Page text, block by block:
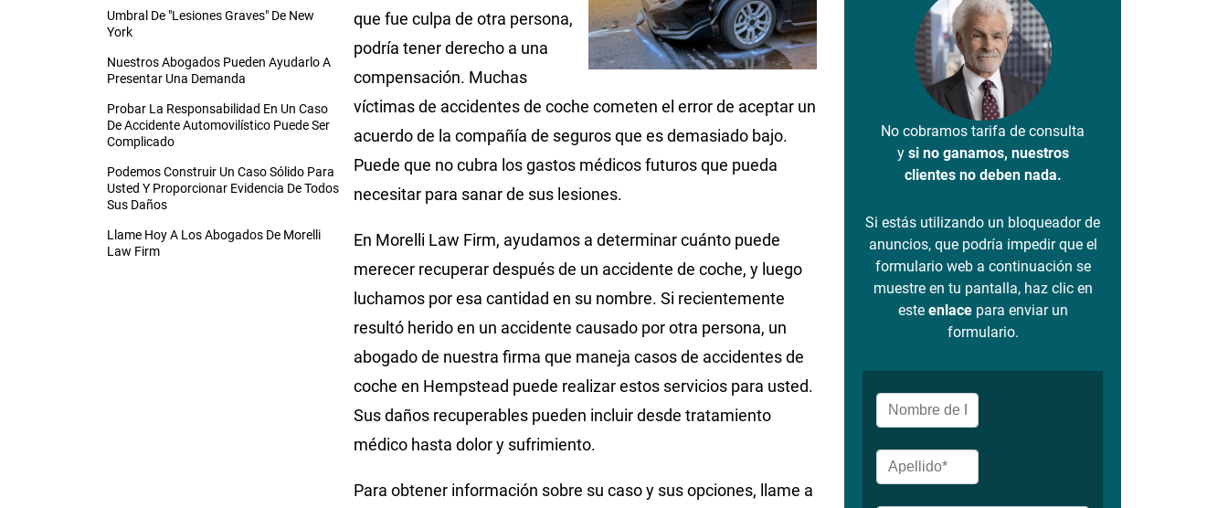
Umbral De "Lesiones Graves" De New
York
Nuestros Abogados Pueden Ayudarlo A
Presentar Una Demanda
Probar La Responsabilidad En Un Caso
De Accidente Automovilístico Puede Ser
Complicado
Podemos Construir Un Caso Sólido Para
Usted Y Proporcionar Evidencia De Todos
Sus Daños
Llame Hoy A Los Abogados De Morelli
Law Firm
que fue culpa de otra persona,
podría tener derecho a una
compensación. Muchas
víctimas de accidentes de coche cometen el error de aceptar un
acuerdo de la compañía de seguros que es demasiado bajo.
Puede que no cubra los gastos médicos futuros que pueda
necesitar para sanar de sus lesiones.
En Morelli Law Firm, ayudamos a determinar cuánto puede
merecer recuperar después de un accidente de coche, y luego
luchamos por esa cantidad en su nombre. Si recientemente
resultó herido en un accidente causado por otra persona, un
abogado de nuestra firma que maneja casos de accidentes de
coche en Hempstead puede realizar estos servicios para usted.
Sus daños recuperables pueden incluir desde tratamiento
médico hasta dolor y sufrimiento.
Para obtener información sobre su caso y sus opciones, llame a
No cobramos tarifa de consulta
y si no ganamos, nuestros
clientes no deben nada.
Si estás utilizando un bloqueador de
anuncios, que podría impedir que el
formulario web a continuación se
muestre en tu pantalla, haz clic en
este enlacepara enviar un
formulario.